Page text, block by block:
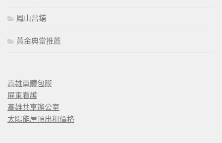
鳳山當鋪
黃金典當推薦
高雄車體包膜
屏東看護
高雄共享辦公室
太陽能屋頂出租價格